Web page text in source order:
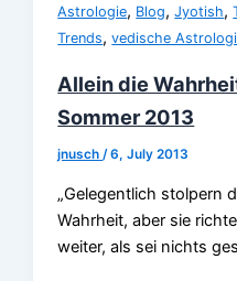
Astrologie, Blog,Jyotish,
Trends,vedische
Allein die
Sommer 2013
jnusch/6, July 2013
„Gelegentlich stolpern
Wahrheit, aber sie
weiter, als sei nichts